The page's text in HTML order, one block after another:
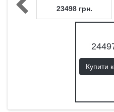
Edge Fixpoint 7207
23498грн.
Купити